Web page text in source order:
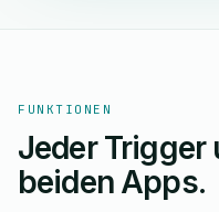
FUNKTIONEN
Jeder Trigger
beiden Apps.